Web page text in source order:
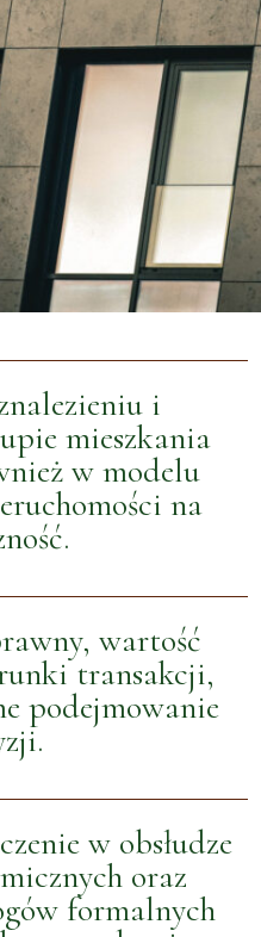
i
mieszkania
w modelu
na
wartość
transakcji,
podejmowanie
w obsłudze
oraz
formalnych